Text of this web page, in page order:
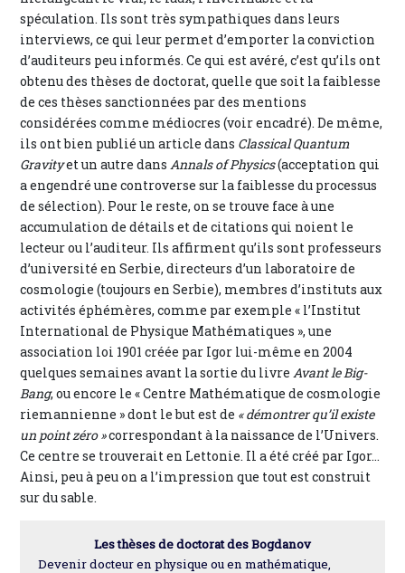
spéculation. Ils sont très sympathiques dans leurs
interviews, ce qui leur permet d’emporter la conviction
d’auditeurs peu informés. Ce qui est avéré, c’est qu’ils ont
obtenu des thèses de doctorat, quelle que soit la faiblesse
de ces thèses sanctionnées par des mentions
considérées comme médiocres (voir encadré). De même,
ils ont bien publié un article dans Classical Quantum
Gravityet un autre dansAnnals of Physics(acceptation qui
a engendré une controverse sur la faiblesse du processus
de sélection). Pour le reste, on se trouve face à une
accumulation de détails et de citations qui noient le
lecteur ou l’auditeur. Ils affirment qu’ils sont professeurs
d’université en Serbie, directeurs d’un laboratoire de
cosmologie (toujours en Serbie), membres d’instituts aux
activités éphémères, comme par exemple « l’Institut
International de Physique Mathématiques », une
association loi 1901 créée par Igor lui-même en 2004
quelques semaines avant la sortie du livreAvant le Big-
Bang, ou encore le « Centre Mathématique de cosmologie
riemannienne » dont le but est de « démontrer qu’il existe
un point zéro »correspondant à la naissance de l’Univers.
Ce centre se trouverait en Lettonie. Il a été créé par Igor...
Ainsi, peu à peu on a l’impression que tout est construit
sur du sable.
Les thèses de doctorat des Bogdanov
Devenir docteur en physique ou en mathématique,